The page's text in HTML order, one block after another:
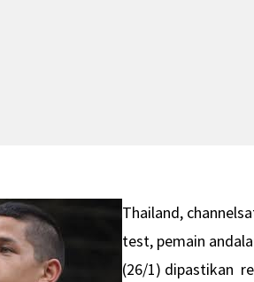
Thailand,
test, pemain
(26/1) dipastikan